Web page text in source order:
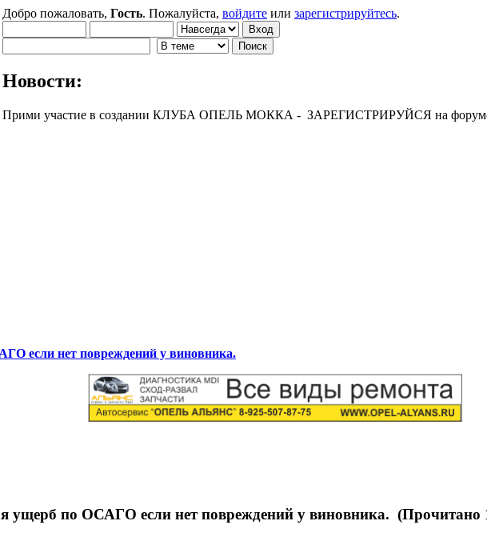
Добро пожаловать, Гость. Пожалуйста, войдите или зарегистрируйтесь.
Новости:
Прими участие в создании КЛУБА ОПЕЛЬ МОККА - ЗАРЕГИСТРИРУЙСЯ на
если нет повреждений у виновника.
ущерб по ОСАГО если нет повреждений у виновника. (Прочитано